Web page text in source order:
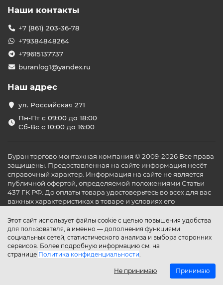
Этот сайт использует файлы cookie с целью повышения удобства
для пользователя, а именно — дополнения функциями
социальных сетей, статистического анализа и выбора сторонних
сервисов. Более подробную информацию см. на
странице Политика конфиденциальности.
Не принимаю Принимаю
Наши контакты
+7 (861) 203-36-78
+79384848264
+79615137737
buranlog1@yandex.ru
Наш адрес
ул. Российская 271
Пн-Пт с 09:00 до 18:00
Сб-Вс с 10:00 до 16:00
Буран торгово монтажная компания © 2009-2026 Все права
защищены. Предоставленная на сайте информация несёт
справочный характер. Информация на сайте не является
публичной офертой, определяемой положениями Статьи
437 ГК РФ. До оплаты товара удостоверьтесь во всех для вас
важных характеристиках в товаре и условиях его